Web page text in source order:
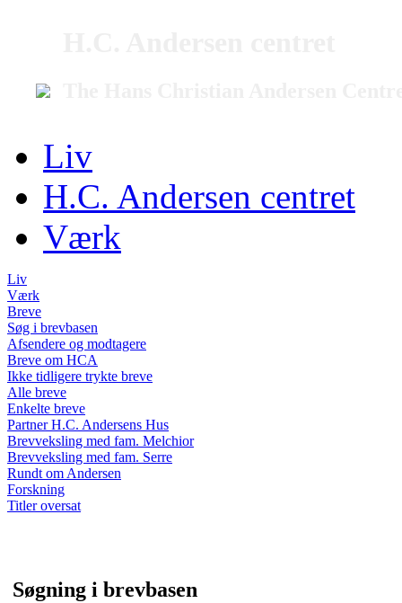
Liv
H.C. Andersen centret
Værk
Liv
Værk
Breve
Søg i brevbasen
Afsendere og modtagere
Breve om HCA
Ikke tidligere trykte breve
Alle breve
Enkelte breve
Partner H.C. Andersens Hus
Brevveksling med fam. Melchior
Brevveksling med fam. Serre
Rundt om Andersen
Forskning
Titler oversat
Søgning i brevbasen